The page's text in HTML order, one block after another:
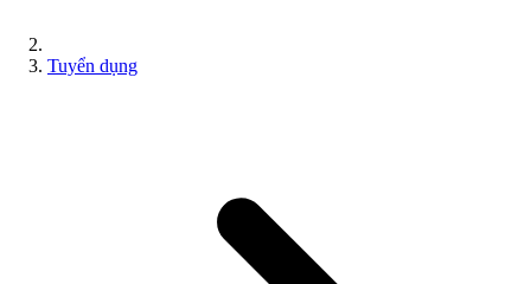
Tuyển dụng